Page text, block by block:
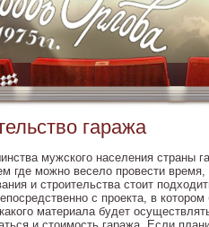
гаража
мужского населения страны
где можно весело провести время,
и строительства стоит
с проекта, в
материала будет